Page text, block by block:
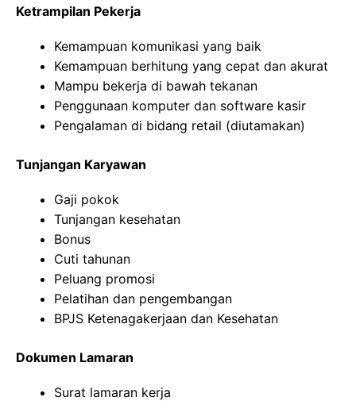
Ketrampilan Pekerja
Kemampuan komunikasi yang baik
Kemampuan berhitung yang cepat dan akurat
Mampu bekerja di bawah tekanan
Penggunaan komputer dan software kasir
Pengalaman di bidang retail (diutamakan)
Tunjangan Karyawan
Gaji pokok
Tunjangan kesehatan
Bonus
Cuti tahunan
Peluang promosi
Pelatihan dan pengembangan
BPJS Ketenagakerjaan dan Kesehatan
Dokumen Lamaran
Surat lamaran kerja